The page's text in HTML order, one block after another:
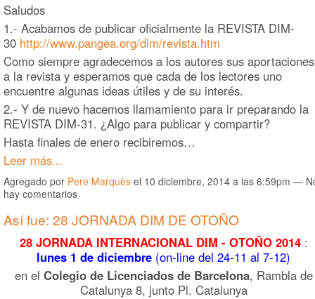
Saludos
1.- Acabamos de publicar oficialmente la REVISTA DIM-
30 http://www.pangea.org/dim/revista.htm
Como siempre agradecemos a los autores sus aportaciones
a la revista y esperamos que cada de los lectores uno
encuentre algunas ideas útiles y de su interés.
2.- Y de nuevo hacemos llamamiento para ir preparando la
REVISTA DIM-31. ¿Algo para publicar y compartir?
Hasta finales de enero recibiremos…
Leer más...
Agregado por Pere Marquès el 10 diciembre, 2014 a las 6:59pm —
hay comentarios
Así fue: 28 JORNADA DIM DE OTOÑO
28 JORNADA INTERNACIONAL DIM - OTOÑO 2014:
lunes 1 de diciembre (on-line del 24-11 al 7-12)
en el Colegio de Licenciados de Barcelona, Rambla de
Catalunya 8, junto Pl. Catalunya